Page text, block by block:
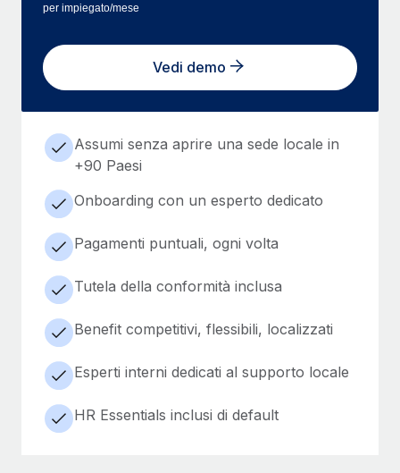
per impiegato/mese
Vedi demo
Assumi senza aprire una sede locale in
+90 Paesi
Onboarding con un esperto dedicato
Pagamenti puntuali, ogni volta
Tutela della conformità inclusa
Benefit competitivi, flessibili, localizzati
Esperti interni dedicati al supporto locale
HR Essentials inclusi di default